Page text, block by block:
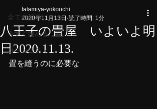
全ての記事
今すぐ始める
コミュニティ
八王子の畳屋 いよいよ明
日2020.11.13.
tatamiya-yokouchi
2020年11月13日 読了時間: 1分
畳を縫うのに必要な